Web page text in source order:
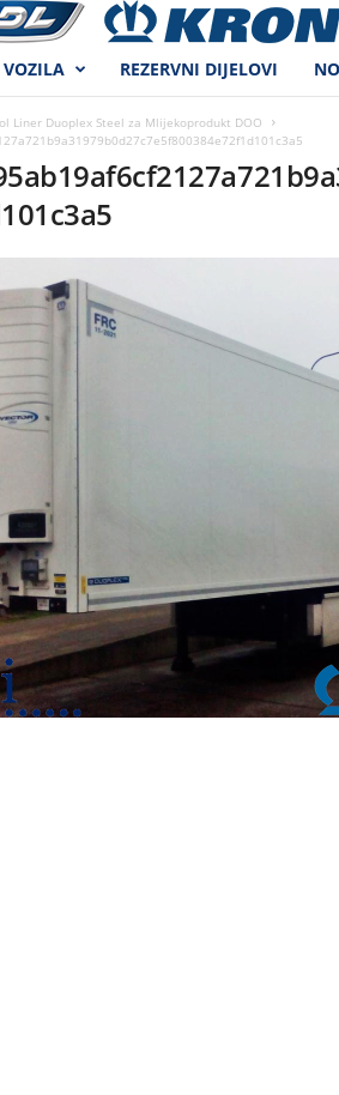
VOZILA REZERVNI DIJELOVI
Liner Duoplex Steel za Mlijekoprodukt DOO